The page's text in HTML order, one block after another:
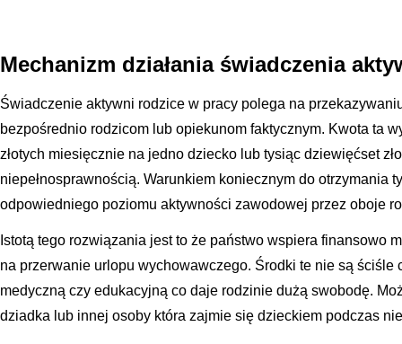
Mechanizm działania świadczenia
Świadczenie aktywni rodzice w pracy polega na
bezpośrednio rodzicom lub opiekunom faktycznym. Kwota ta
złotych miesięcznie na jedno dziecko lub tysiąc dziewięćset
niepełnosprawnością. Warunkiem koniecznym do otrzymania
odpowiedniego poziomu aktywności zawodowej przez oboje
Istotą tego rozwiązania jest to że państwo wspiera finansowo
na przerwanie urlopu wychowawczego. Środki te nie są ściśle
medyczną czy edukacyjną co daje rodzinie dużą swobodę.
dziadka lub innej osoby która zajmie się dzieckiem podczas